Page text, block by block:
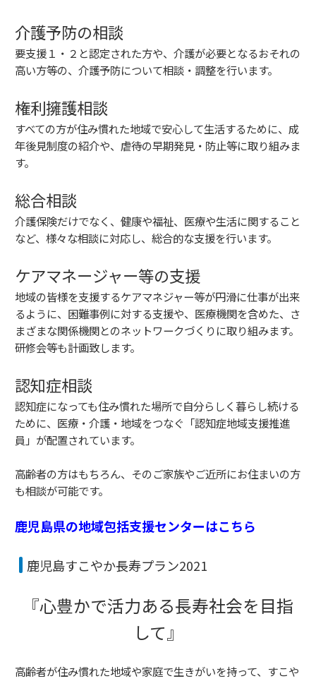
介護予防の相談
要支援１・２と認定された方や、介護が必要となるおそれの
高い方等の、介護予防について相談・調整を行います。
権利擁護相談
すべての方が住み慣れた地域で安心して生活するために、成
年後見制度の紹介や、虐待の早期発見・防止等に取り組みま
す。
総合相談
介護保険だけでなく、健康や福祉、医療や生活に関すること
など、様々な相談に対応し、総合的な支援を行います。
ケアマネージャー等の支援
地域の皆様を支援するケアマネジャー等が円滑に仕事が出来
るように、困難事例に対する支援や、医療機関を含めた、さ
まざまな関係機関とのネットワークづくりに取り組みます。
研修会等も計画致します。
認知症相談
認知症になっても住み慣れた場所で自分らしく暮らし続ける
ために、医療・介護・地域をつなぐ「認知症地域支援推進
員」が配置されています。
高齢者の方はもちろん、そのご家族やご近所にお住まいの方
も相談が可能です。
鹿児島県の地域包括支援センターはこちら
鹿児島すこやか長寿プラン2021
『心豊かで活力ある長寿社会を目指
して』
高齢者が住み慣れた地域や家庭で生きがいを持って、すこや